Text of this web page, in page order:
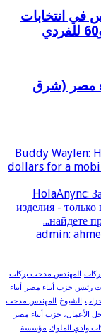
في انتخابات
مصر (شرق
Buddy Waylen:
dollars for a
HolaAnync:
изделия -
найдете
admin:
المهندس مدحت بركات
رئيس حزب أبناء مصر
أبناء
الشيوخ المهندس مدحت
الأعمال، حزب أبناء مصر
وادي الملوك مؤسسة